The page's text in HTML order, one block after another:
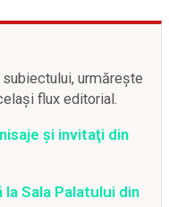
urmărește
flux editorial.
şi invitaţi din
Sala Palatului din